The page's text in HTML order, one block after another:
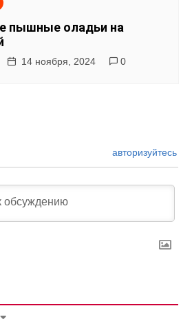
пышные оладьи на
14 ноября, 2024 0
авторизуйтесь